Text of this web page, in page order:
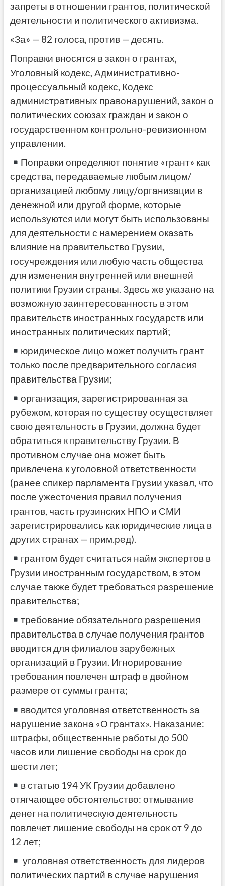
запреты в отношении грантов, политической
деятельности и политического активизма.
«За» — 82 голоса, против — десять.
Поправки вносятся в закон о грантах,
Уголовный кодекс, Административно-
процессуальный кодекс, Кодекс
административных правонарушений, закон о
политических союзах граждан и закон о
государственном контрольно-ревизионном
управлении.
Поправки определяют понятие «грант» как
средства, передаваемые любым лицом/
организацией любому лицу/организации в
денежной или другой форме, которые
используются или могут быть использованы
для деятельности с намерением оказать
влияние на правительство Грузии,
госучреждения или любую часть общества
для изменения внутренней или внешней
политики Грузии страны. Здесь же указано на
возможную заинтересованность в этом
правительств иностранных государств или
иностранных политических партий;
юридическое лицо может получить грант
только после предварительного согласия
правительства Грузии;
организация, зарегистрированная за
рубежом, которая по существу осуществляет
свою деятельность в Грузии, должна будет
обратиться к правительству Грузии. В
противном случае она может быть
привлечена к уголовной ответственности
(ранее спикер парламента Грузии указал, что
после ужесточения правил получения
грантов, часть грузинских НПО и СМИ
зарегистрировались как юридические лица в
других странах — прим.ред).
грантом будет считаться найм экспертов в
Грузии иностранным государством, в этом
случае также будет требоваться разрешение
правительства;
требование обязательного разрешения
правительства в случае получения грантов
вводится для филиалов зарубежных
организаций в Грузии. Игнорирование
требования повлечен штраф в двойном
размере от суммы гранта;
вводится уголовная ответственность за
нарушение закона «О грантах». Наказание:
штрафы, общественные работы до 500
часов или лишение свободы на срок до
шести лет;
в статью 194 УК Грузии добавлено
отягчающее обстоятельство: отмывание
денег на политическую деятельность
повлечет лишение свободы на срок от 9 до
12 лет;
уголовная ответственность для лидеров
политических партий в случае нарушения